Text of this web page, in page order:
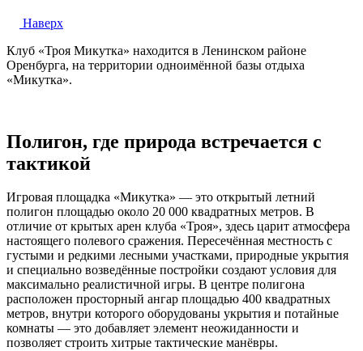
Наверх
Клуб «Троя Микутка» находится в Ленинском районе
Оренбурга, на территории одноимённой базы отдыха
«Микутка».
Полигон, где природа встречается с
тактикой
Игровая площадка «Микутка» — это открытый летний
полигон площадью около 20 000 квадратных метров. В
отличие от крытых арен клуба «Троя», здесь царит атмосфера
настоящего полевого сражения. Пересечённая местность с
густыми и редкими лесными участками, природные укрытия
и специально возведённые постройки создают условия для
максимально реалистичной игры. В центре полигона
расположен просторный ангар площадью 400 квадратных
метров, внутри которого оборудованы укрытия и потайные
комнаты — это добавляет элемент неожиданности и
позволяет строить хитрые тактические манёвры.